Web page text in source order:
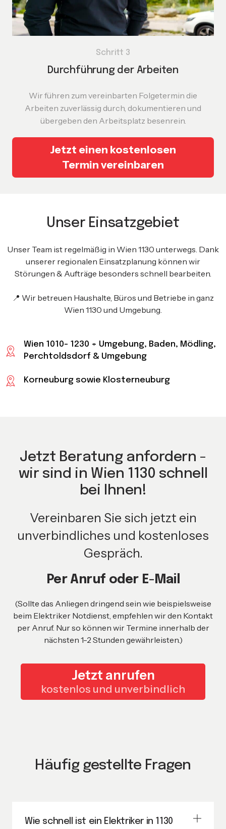
Schritt 3
Durchführung der Arbeiten
Wir führen zum vereinbarten Folgetermin die
Arbeiten zuverlässig durch, dokumentieren und
übergeben den Arbeitsplatz besenrein.
Jetzt einen kostenlosen
Termin vereinbaren
Unser Einsatzgebiet
Unser Team ist regelmäßig in Wien 1130 unterwegs. Dank
unserer regionalen Einsatzplanung können wir
Störungen & Aufträge besonders schnell bearbeiten.
📍 Wir betreuen Haushalte, Büros und Betriebe in ganz
Wien 1130 und Umgebung.
Wien 1010- 1230 + Umgebung, Baden, Mödling,
Perchtoldsdorf & Umgebung
Korneuburg sowie Klosterneuburg
Jetzt Beratung anfordern -
wir sind in Wien 1130 schnell
bei Ihnen!
Vereinbaren Sie sich jetzt ein
unverbindliches und kostenloses
Gespräch.
Per Anruf oder E-Mail
(Sollte das Anliegen dringend sein wie beispielsweise
beim Elektriker Notdienst, empfehlen wir den Kontakt
per Anruf. Nur so können wir Termine innerhalb der
nächsten 1-2 Stunden gewährleisten.)
Jetzt anrufen
kostenlos und unverbindlich
Häufig gestellte Fragen
Wie schnell ist ein Elektriker in 1130